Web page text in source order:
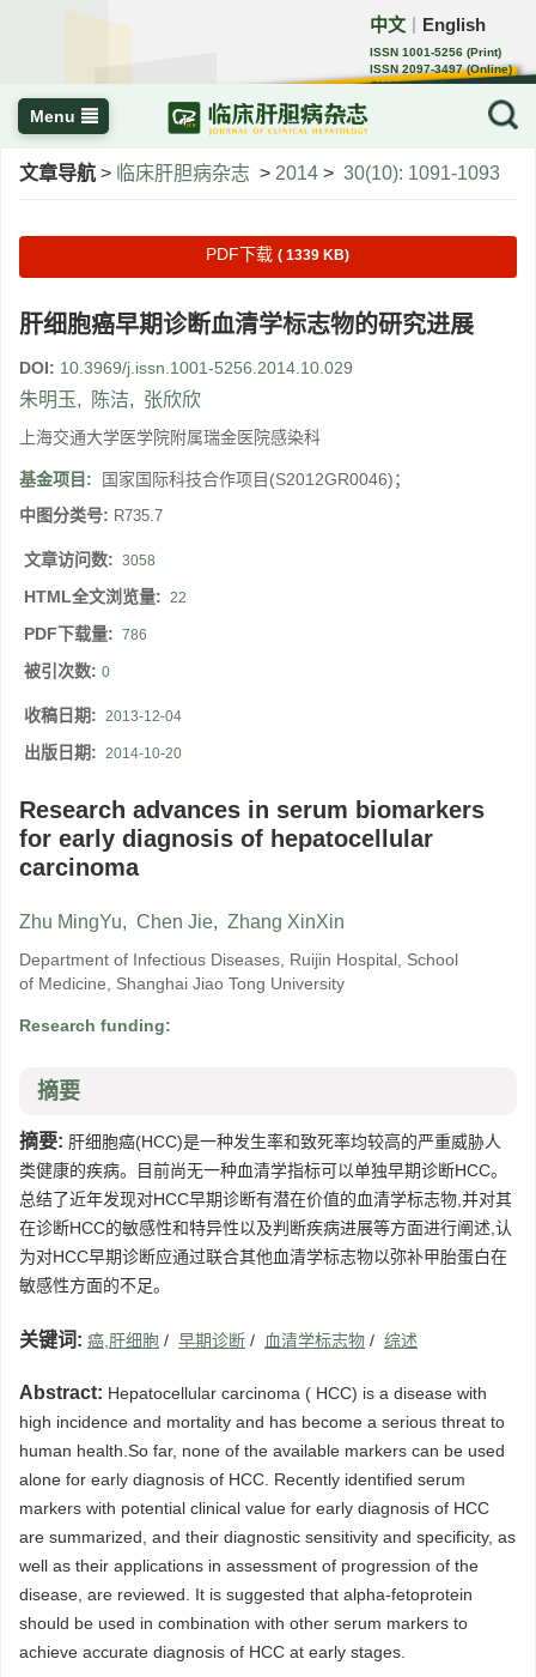
中文 English
ISSN 1001-5256 (Print)
ISSN 2097-3497 (Online)
CN 22-1108/R
Menu
文章导航 > 临床肝胆病杂志 > 2014 > 30(10): 1091-1093
PDF下载 ( 1339 KB)
肝细胞癌早期诊断血清学标志物的研究进展
DOI: 10.3969/j.issn.1001-5256.2014.10.029
朱明玉, 陈洁, 张欣欣
上海交通大学医学院附属瑞金医院感染科
基金项目:
国家国际科技合作项目(S2012GR0046)；
中图分类号: R735.7
文章访问数: 3058
HTML全文浏览量: 22
PDF下载量: 786
被引次数: 0
收稿日期: 2013-12-04
出版日期: 2014-10-20
Research advances in serum biomarkers
for early diagnosis of hepatocellular
carcinoma
Zhu MingYu, Chen Jie, Zhang XinXin
Department of Infectious Diseases, Ruijin Hospital, School
of Medicine, Shanghai Jiao Tong University
Research funding:
摘要
摘要: 肝细胞癌(HCC)是一种发生率和致死率均较高的严重威胁人
类健康的疾病。目前尚无一种血清学指标可以单独早期诊断HCC。
总结了近年发现对HCC早期诊断有潜在价值的血清学标志物,并对其
在诊断HCC的敏感性和特异性以及判断疾病进展等方面进行阐述,认
为对HCC早期诊断应通过联合其他血清学标志物以弥补甲胎蛋白在
敏感性方面的不足。
关键词: 癌,肝细胞 / 早期诊断 / 血清学标志物 / 综述
Abstract: Hepatocellular carcinoma ( HCC) is a disease with
high incidence and mortality and has become a serious threat to
human health.So far, none of the available markers can be used
alone for early diagnosis of HCC. Recently identified serum
markers with potential clinical value for early diagnosis of HCC
are summarized, and their diagnostic sensitivity and specificity, as
well as their applications in assessment of progression of the
disease, are reviewed. It is suggested that alpha-fetoprotein
should be used in combination with other serum markers to
achieve accurate diagnosis of HCC at early stages.